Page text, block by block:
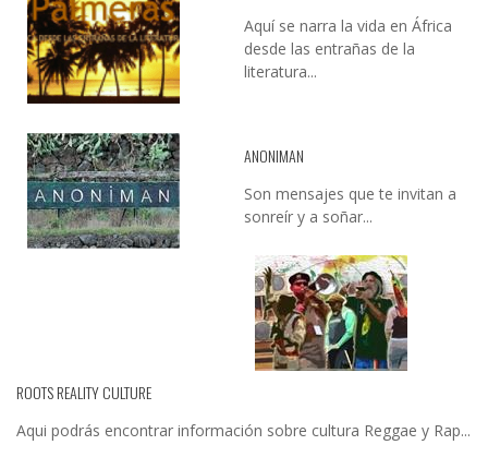
Aquí se narra la vida en África
desde las entrañas de la
literatura...
ANONIMAN
Son mensajes que te invitan a
sonreír y a soñar...
ROOTS REALITY CULTURE
Aqui podrás encontrar información sobre cultura Reggae y Rap...